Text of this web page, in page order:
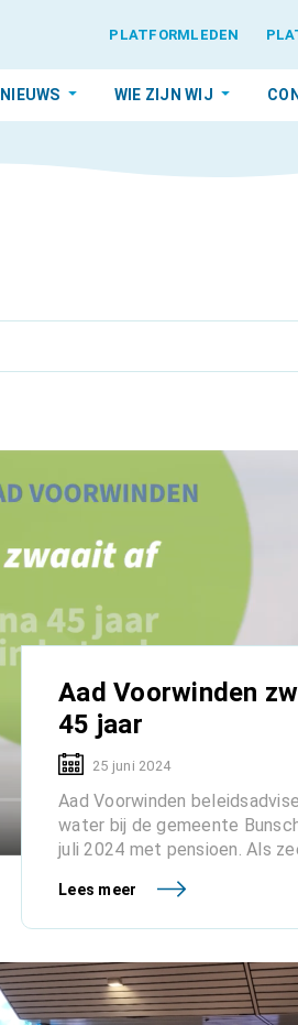
PLATFORMLEDEN
NIEUWS WIE ZIJN WIJ
Aad Voorwinden
45 jaar
25 juni 2024
Aad Voorwinden
water bij de gemeente
juli 2024 met pensioen. Als
Lees meer